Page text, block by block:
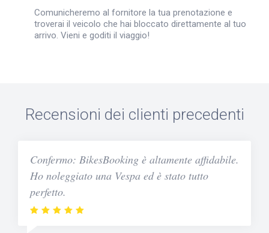
Comunicheremo al fornitore la tua prenotazione e
troverai il veicolo che hai bloccato direttamente al tuo
arrivo. Vieni e goditi il viaggio!
Recensioni dei clienti precedenti
Confermo: BikesBooking è altamente affidabile.
Ho noleggiato una Vespa ed è stato tutto
perfetto.